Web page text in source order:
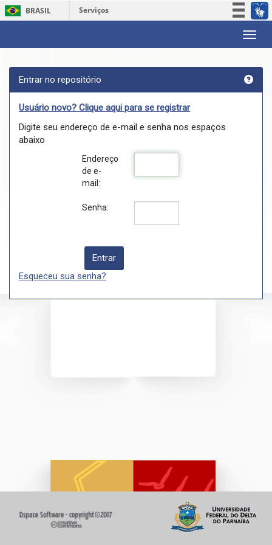
BRASIL
Serviços
Acesso à informação
Legislação
Entrar no repositório
Usuário novo? Clique aqui para se registrar
Digite seu endereço de e-mail e senha nos espaços
abaixo
Endereço
de e-
mail:
Senha:
Esqueceu sua senha?